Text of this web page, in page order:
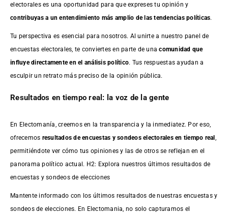
electorales es una oportunidad para que expreses tu opinión y
contribuyas a un entendimiento más amplio de las tendencias políticas.
Tu perspectiva es esencial para nosotros. Al unirte a nuestro panel de
encuestas electorales, te conviertes en parte de unacomunidad que
influye directamente en el análisis político. Tus respuestas ayudan a
esculpir un retrato más preciso de la opinión pública.
Resultados en tiempo real: la voz de la gente
En Electomanía, creemos en la transparencia y la inmediatez. Por eso,
ofrecemos resultados deencuestas y sondeos electorales en tiempo real
permitiéndote ver cómo tus opiniones y las de otros se reflejan en el
panorama político actual. H2: Explora nuestros últimos resultados de
encuestas y sondeos de elecciones
Mantente informado con los últimos resultados de nuestras encuestasy
sondeos de elecciones. En Electomania, no solo capturamos el